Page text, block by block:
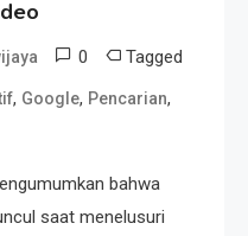
0 Tagged
, Google, Pencarian,
bahwa
saat menelusuri